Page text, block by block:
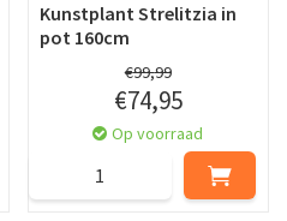
Kunstplant Strelitzia in
pot 160cm
€99,99
€74,95
Op voorraad